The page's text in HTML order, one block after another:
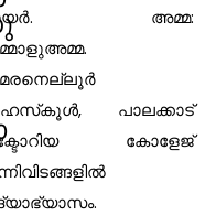
അമ്മ:
പാലക്കാട്
കോളേജ്